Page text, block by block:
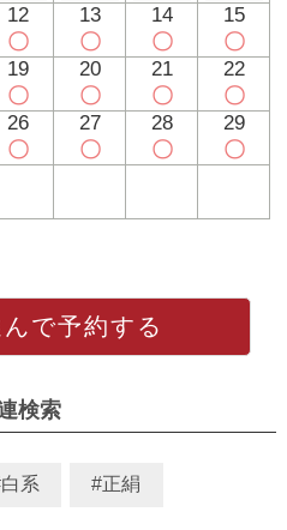
12
〇
13
〇
14
〇
15
〇
19
〇
20
〇
21
〇
22
〇
26
〇
27
〇
28
〇
29
〇
で予約する
検索
系 #正絹